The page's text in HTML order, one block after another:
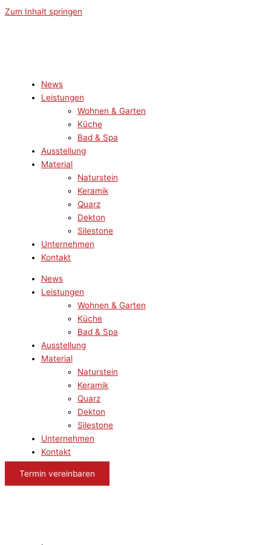
Zum Inhalt springen
News
Leistungen
Wohnen & Garten
Küche
Bad & Spa
Ausstellung
Material
Naturstein
Keramik
Quarz
Dekton
Silestone
Unternehmen
Kontakt
News
Leistungen
Wohnen & Garten
Küche
Bad & Spa
Ausstellung
Material
Naturstein
Keramik
Quarz
Dekton
Silestone
Unternehmen
Kontakt
Termin vereinbaren